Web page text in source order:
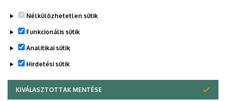
Nélkülözhetetlen sütik
Funkcionális sütik
Analitikai sütik
Hirdetési sütik
KIVÁLASZTOTTAK MENTÉSE
WITHDRAW CONSENT